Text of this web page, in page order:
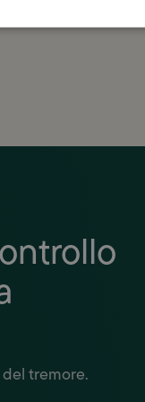
tremore.